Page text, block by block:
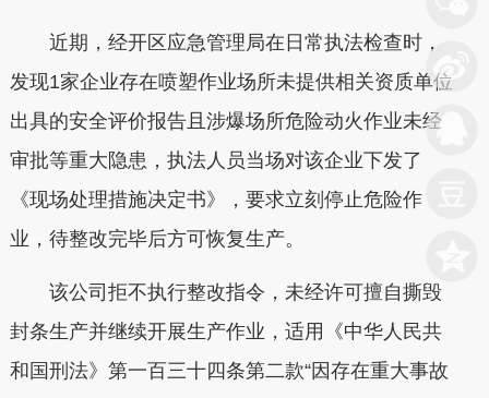
近期，经开区应急管理局在日常执法检查时，
发现1家企业存在喷塑作业场所未提供相关资质单位
出具的安全评价报告且涉爆场所危险动火作业未经
审批等重大隐患，执法人员当场对该企业下发了
《现场处理措施决定书》，要求立刻停止危险作
业，待整改完毕后方可恢复生产。
该公司拒不执行整改指令，未经许可擅自撕毁
封条生产并继续开展生产作业，适用《中华人民共
和国刑法》第一百三十四条第二款“因存在重大事故